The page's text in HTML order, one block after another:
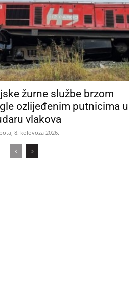
žurne službe brzom
ozlijeđenim putnicima u
vlakova
8. kolovoza 2026.